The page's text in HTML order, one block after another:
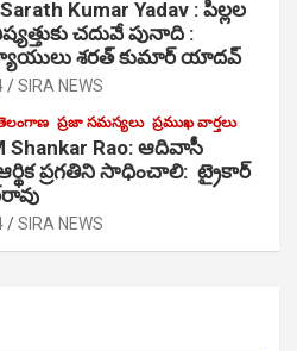
Kumar Yadav : పిల్లల
చదువే పునాది :
శరత్ కుమార్ యాదవ్
SIRA NEWS
ప్రజా సమస్యలు ప్రముఖ వార్తలు
Shankar Rao: ఆదివాసీ
ప్రగతిని సాధించాలి: ట్రైకార్
SIRA NEWS